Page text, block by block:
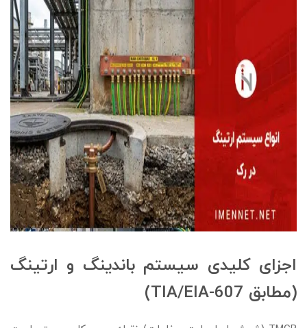
اجزای کلیدی سیستم باندینگ و ارتینگ
(مطابق TIA/EIA-607)